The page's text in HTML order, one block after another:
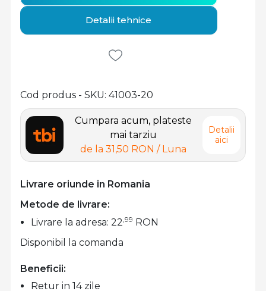
Cumpara acum, plateste
mai tarziu
de la 31,50 RON / Luna
Detalii
aici
Livrare oriunde in Romania
Cod produs - SKU 41003-20
Metode de livrare:
Livrare la adresa: 22,99 RON
Disponibil la comanda
Detalii tehnice
Beneficii:
Retur in 14 zile